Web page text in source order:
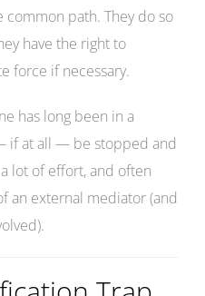
common path. They do so
have the right to
force if necessary.
has long been in a
if at all — be stopped and
lot of effort, and often
an external mediator (and